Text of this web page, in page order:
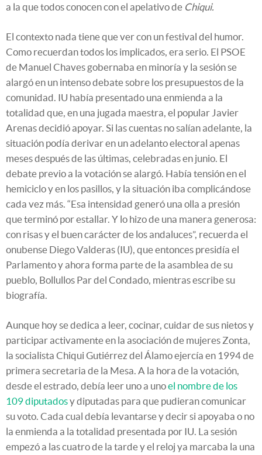
a la que todos conocen con el apelativo de Chiqui.
El contexto nada tiene que ver con un festival del humor.
Como recuerdan todos los implicados, era serio. El PSOE
de Manuel Chaves gobernaba en minoría y la sesión se
alargó en un intenso debate sobre los presupuestos de la
comunidad. IU había presentado una enmienda a la
totalidad que, en una jugada maestra, el popular Javier
Arenas decidió apoyar. Si las cuentas no salían adelante, la
situación podía derivar en un adelanto electoral apenas
meses después de las últimas, celebradas en junio. El
debate previo a la votación se alargó. Había tensión en el
hemiciclo y en los pasillos, y la situación iba complicándose
cada vez más. “Esa intensidad generó una olla a presión
que terminó por estallar. Y lo hizo de una manera generosa:
con risas y el buen carácter de los andaluces”, recuerda el
onubense Diego Valderas (IU), que entonces presidía el
Parlamento y ahora forma parte de la asamblea de su
pueblo, Bollullos Par del Condado, mientras escribe su
biografía.
Aunque hoy se dedica a leer, cocinar, cuidar de sus nietos y
participar activamente en la asociación de mujeres Zonta,
la socialista Chiqui Gutiérrez del Álamo ejercía en 1994 de
primera secretaria de la Mesa. A la hora de la votación,
desde el estrado, debía leer uno a unoel nombre de los
109 diputadosy diputadas para que pudieran comunicar
su voto. Cada cual debía levantarse y decir si apoyaba o no
la enmienda a la totalidad presentada por IU. La sesión
empezó a las cuatro de la tarde y el reloj ya marcaba la una